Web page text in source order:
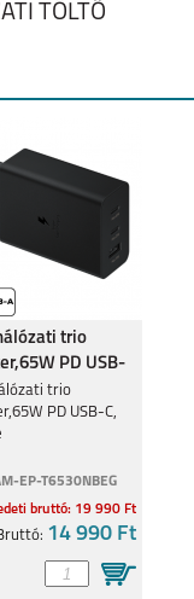
TÖLTŐ
trio
PD USB-
trio
PD USB-C,
EP-T6530NBEG
bruttó: 19 990 Ft
14 990 Ft